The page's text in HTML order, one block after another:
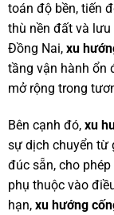
toán độ bền, tiến
thù nền đất và
Đồng Nai, xu
tầng vận hành ổn
mở rộng trong
Bên cạnh đó, xu
sự dịch chuyển từ
đúc sẵn, cho
phụ thuộc vào
hạn, xu hướng